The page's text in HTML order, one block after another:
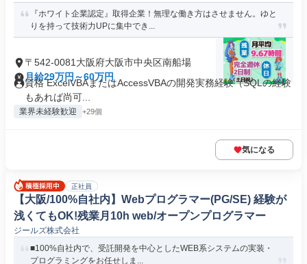
『ホワイト企業認定』取得企業！無理な働き方はさせません。ゆと
りを持って技術力UPに集中でき...
〒542-0081大阪府大阪市中央区南船場
月給29万円～60万円
資格 ExcelVBAまたはAccessVBAの開発実務経験（SQLの経験
もあれば尚可...
業界未経験歓迎 +29個
気になる
正社員
【大阪/100%自社内】Webプログラマー(PG/SE) 経験が
浅くてもOK!残業月10h web/オープンプログラマー
ジールズ株式会社
■100%自社内で、受託開発を中心としたWEB系システムの実装・
プログラミングをお任せしま...